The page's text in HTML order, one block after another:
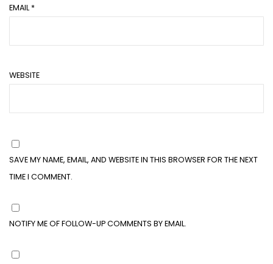
EMAIL *
WEBSITE
SAVE MY NAME, EMAIL, AND WEBSITE IN THIS BROWSER FOR THE NEXT
TIME I COMMENT.
NOTIFY ME OF FOLLOW-UP COMMENTS BY EMAIL.